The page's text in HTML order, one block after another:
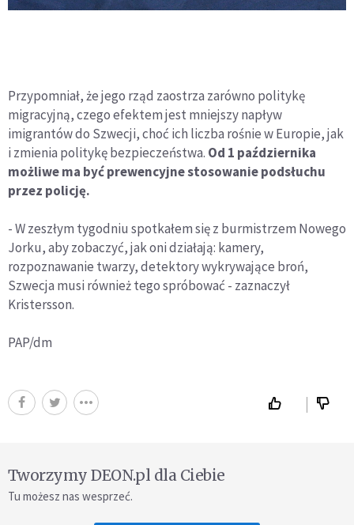
Przypomniał, że jego rząd zaostrza zarówno politykę
migracyjną, czego efektem jest mniejszy napływ
imigrantów do Szwecji, choć ich liczba rośnie w Europie, jak
i zmienia politykę bezpieczeństwa. Od 1 października
możliwe ma być prewencyjne stosowanie podsłuchu
przez policję.
- W zeszłym tygodniu spotkałem się z burmistrzem Nowego
Jorku, aby zobaczyć, jak oni działają: kamery,
rozpoznawanie twarzy, detektory wykrywające broń,
Szwecja musi również tego spróbować - zaznaczył
Kristersson.
PAP/dm
Tworzymy DEON.pl dla Ciebie
Tu możesz nas wesprzeć.